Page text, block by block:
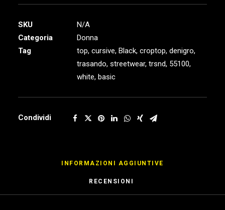
SKU
N/A
Categoria
Donna
Tag
top, cursive, Black, croptop, denigro,
trasando, streetwear, trsnd, 55100,
white, basic
Condividi
INFORMAZIONI AGGIUNTIVE
RECENSIONI